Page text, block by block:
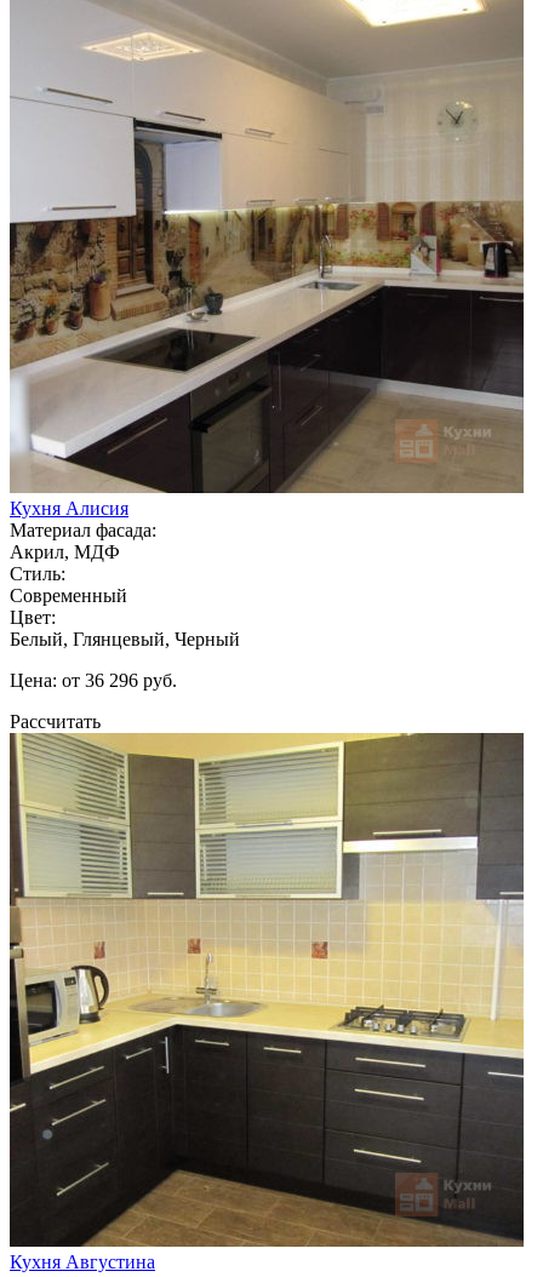
Кухня Алисия
Материал фасада:
Акрил, МДФ
Стиль:
Современный
Цвет:
Белый, Глянцевый, Черный
Цена: от 36 296 руб.
Рассчитать
Кухня Августина